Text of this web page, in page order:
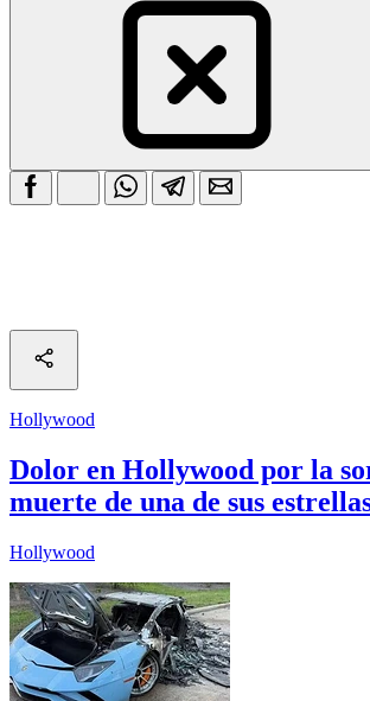
Hollywood
Dolor en Hollywood por la
muerte de una de sus
Hollywood